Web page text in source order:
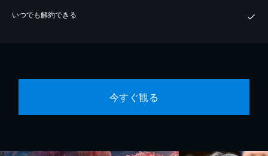
いつでも解約できる
今すぐ観る